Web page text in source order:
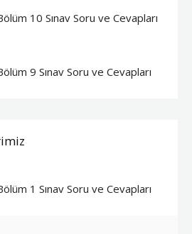
10 Sınav Soru ve Cevapları
9 Sınav Soru ve Cevapları
1 Sınav Soru ve Cevapları